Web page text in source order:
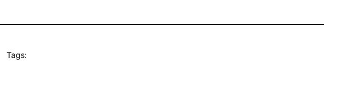
Tags: